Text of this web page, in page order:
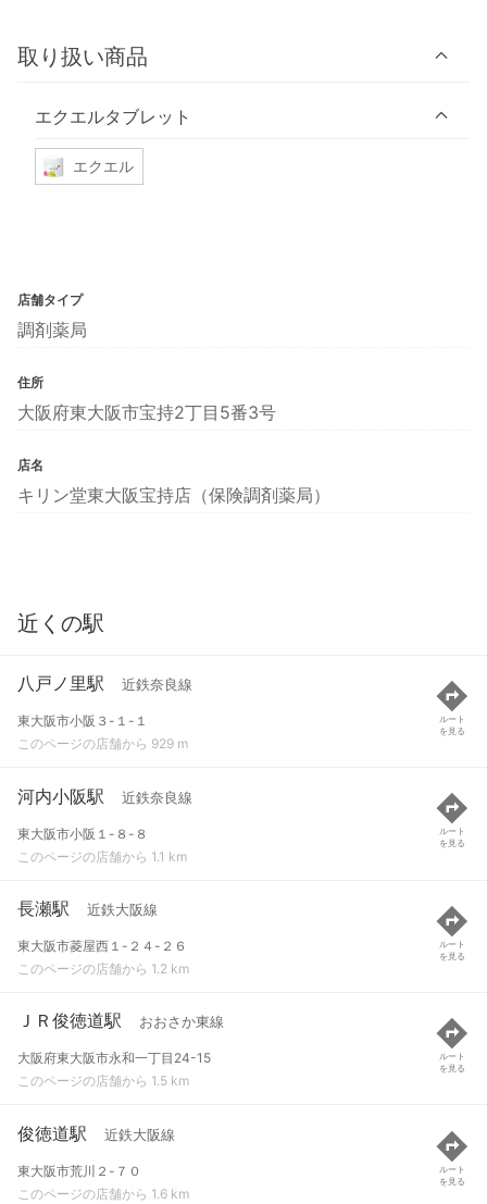
取り扱い商品
エクエルタブレット
エクエル
店舗タイプ
調剤薬局
住所
大阪府東大阪市宝持2丁目5番3号
店名
キリン堂東大阪宝持店（保険調剤薬局）
近くの駅
八戸ノ里駅 近鉄奈良線
東大阪市小阪３-１-１
このページの店舗から 929 m
ルート
を見る
河内小阪駅 近鉄奈良線
東大阪市小阪１-８-８
このページの店舗から 1.1 km
ルート
を見る
長瀬駅 近鉄大阪線
東大阪市菱屋西１-２４-２６
このページの店舗から 1.2 km
ルート
を見る
ＪＲ俊徳道駅 おおさか東線
大阪府東大阪市永和一丁目24-15
このページの店舗から 1.5 km
ルート
を見る
俊徳道駅 近鉄大阪線
東大阪市荒川２-７０
このページの店舗から 1.6 km
ルート
を見る